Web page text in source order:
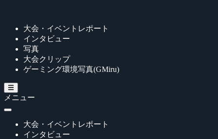
大会・イベントレポート
インタビュー
写真
大会クリップ
ゲーミング環境写真(GMiru)
メニュー
大会・イベントレポート
インタビュー